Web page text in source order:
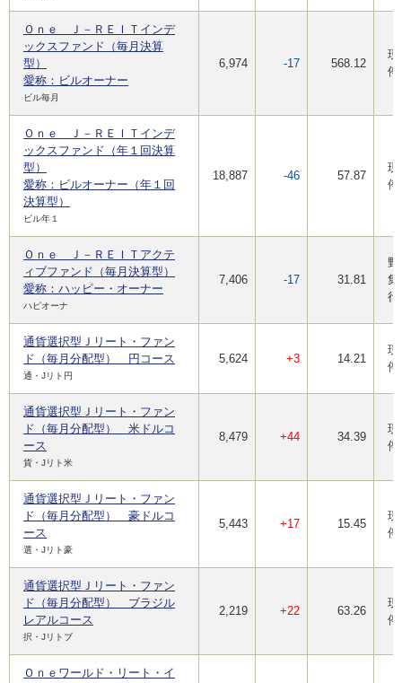
Ｏｎｅ Ｊ－ＲＥＩＴインデ
ックスファンド（毎月決算
型）
愛称：ビルオーナー
ビル毎月
6,974 -17 568.12
現
停
Ｏｎｅ Ｊ－ＲＥＩＴインデ
ックスファンド（年１回決算
型）
愛称：ビルオーナー（年１回
決算型）
ビル年１
18,887 -46 57.87
現
停
Ｏｎｅ Ｊ－ＲＥＩＴアクテ
ィブファンド（毎月決算型）
愛称：ハッピー・オーナー
ハピオーナ
7,406 -17 31.81
集
行
通貨選択型Ｊリート・ファン
ド（毎月分配型） 円コース
通・Jリト円
5,624 +3 14.21
現
停
通貨選択型Ｊリート・ファン
ド（毎月分配型） 米ドルコ
ース
貨・Jリト米
8,479 +44 34.39
現
停
通貨選択型Ｊリート・ファン
ド（毎月分配型） 豪ドルコ
ース
選・Jリト豪
5,443 +17 15.45
現
停
通貨選択型Ｊリート・ファン
ド（毎月分配型） ブラジル
レアルコース
択・Jリトブ
2,219 +22 63.26
現
停
Ｏｎｅワールド・リート・イ